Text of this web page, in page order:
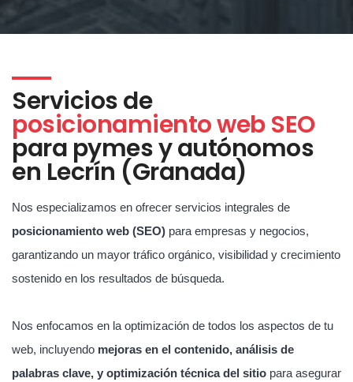
Servicios de
posicionamiento web SEO
para pymes y autónomos
en Lecrín (Granada)
Nos especializamos en ofrecer servicios integrales de
posicionamiento web (SEO) para empresas y negocios,
garantizando un mayor tráfico orgánico, visibilidad y crecimiento
sostenido en los resultados de búsqueda.
Nos enfocamos en la optimización de todos los aspectos de tu
web, incluyendo mejoras en el contenido, análisis de
palabras clave, y optimización técnica del sitio para asegurar